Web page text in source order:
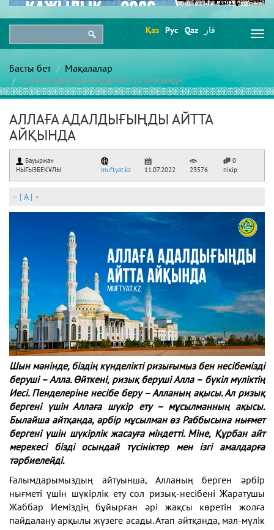
Қаз Рус Qaz قاز
Басты бет Мақалалар
АЛЛАҒА АДАЛДЫҒЫҢДЫ АЙТТА АЙҚЫНДА
АЛЛАҒА АДАЛДЫҒЫҢДЫ АЙТТА
АЙҚЫНДА
Бауыржан
НЫҒЫЗБЕКҰЛЫ
muftyat.kz 11.07.2022 23576
0
пікір
– | A| +
Шын мәнінде, біздің күнделікті ризығымыз бен несібемізді
беруші – Алла. Өйткені, ризық беруші Алла – бүкіл мүліктің
Иесі. Пенделеріне несібе беру – Алланың ақысы. Ал ризық
бергені үшін Аллаға шүкір ету – мұсылманның ақысы.
Былайша айтқанда, әрбір мұсылман өз Раббысына нығмет
бергені үшін шүкірлік жасауға міндетті. Міне, Құрбан айт
мерекесі бізді осындай түсініктер мен ізгі амалдарға
тәрбиелейді.
Ғалымдарымыздың айтуынша, Алланың берген әрбір
нығметі үшін шүкірлік ету сол ризық-несібені Жаратушы
Жаббар Иеміздің бұйырған әрі жақсы көретін жолға
пайдалану арқылы жүзеге асады. Атап айтқанда, мал-мүлік